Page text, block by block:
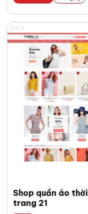
Shop quần áo thời
trang 21